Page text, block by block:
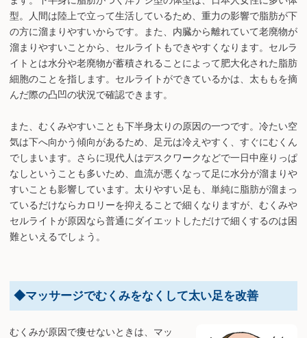
型。人間は陸上で立って生活しているため、重力の影響で脂肪が下
の方に溜まりやすいからです。また、内臓から離れていて老廃物が
溜まりやすいことから、セルライトもできやすくなります。セルラ
イトとは水分や老廃物が蓄積されることによって肥大化された脂肪
細胞のことを指します。セルライトができているかは、太ももを摘
んだ際の凸凹の状況で確認できます。
また、むくみやすいことも下半身太りの原因の一つです。冷たい空
気は下へ向かう傾向があるため、足元は冷えやすく、すぐにむくん
でしまいます。さらに現代人はデスクワークなどで一日中座りっぱ
なしということも多いため、血流が悪くなって足に水分が溜まりや
すいことも影響しています。太りやすい足も、単純に脂肪が溜まっ
ているだけならカロリーを抑えることで細くなりますが、むくみや
セルライトが原因なら普通にダイエットしただけで細くするのは困
難といえるでしょう。
◆マッサージでむくみをなくして太い足を改善
むくみが原因で痩せないときは、マッ